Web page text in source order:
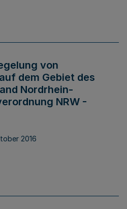
von
dem Gebiet des
Nordrhein-
NRW -
2016